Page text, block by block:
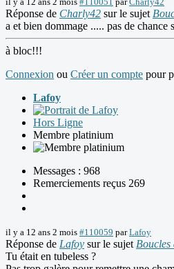
Réponse de Charly42 sur le sujet
a et bien dommage ..... pas de chance
à bloc!!!
Connexion ou Créer un compte pour
Lafoy
Hors Ligne
Membre platinium
Messages : 968
Remerciements reçus 269
il y a 12 ans 2 mois #110059 parLafoy
Réponse de Lafoy sur le sujet Boucles
Tu était en tubeless ?